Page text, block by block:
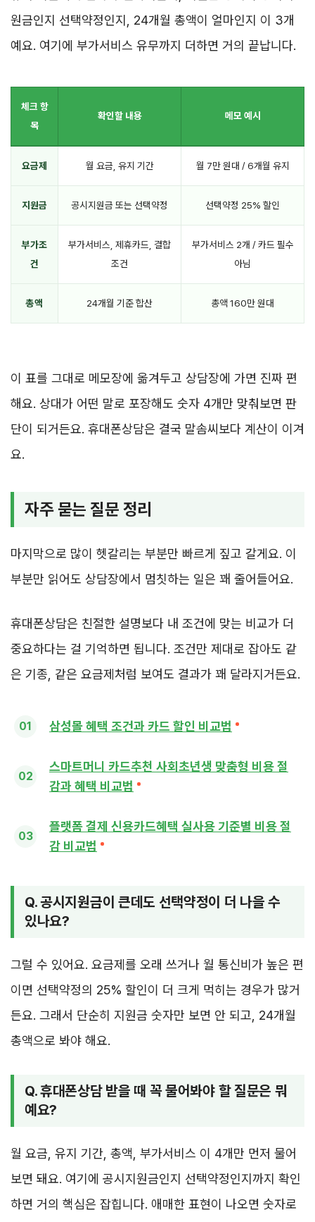
원금인지 선택약정인지, 24개월 총액이 얼마인지 이 3개
예요. 여기에 부가서비스 유무까지 더하면 거의 끝납니다.
체크 항
목
확인할 내용 메모 예시
요금제 월 요금, 유지 기간 월 7만 원대 / 6개월 유지
지원금 공시지원금 또는 선택약정 선택약정 25% 할인
부가조
건
부가서비스, 제휴카드, 결합
조건
부가서비스 2개 / 카드 필수
아님
총액 24개월 기준 합산 총액 160만 원대
이 표를 그대로 메모장에 옮겨두고 상담장에 가면 진짜 편
해요. 상대가 어떤 말로 포장해도 숫자 4개만 맞춰보면 판
단이 되거든요. 휴대폰상담은 결국 말솜씨보다 계산이 이겨
요.
자주 묻는 질문 정리
마지막으로 많이 헷갈리는 부분만 빠르게 짚고 갈게요. 이
부분만 읽어도 상담장에서 멈칫하는 일은 꽤 줄어들어요.
휴대폰상담은 친절한 설명보다 내 조건에 맞는 비교가 더
중요하다는 걸 기억하면 됩니다. 조건만 제대로 잡아도 같
은 기종, 같은 요금제처럼 보여도 결과가 꽤 달라지거든요.
삼성몰 혜택 조건과 카드 할인 비교법
스마트머니 카드추천 사회초년생 맞춤형 비용 절
감과 혜택 비교법
플랫폼 결제 신용카드혜택 실사용 기준별 비용 절
감 비교법
Q. 공시지원금이 큰데도 선택약정이 더 나을 수
있나요?
그럴 수 있어요. 요금제를 오래 쓰거나 월 통신비가 높은 편
이면 선택약정의 25% 할인이 더 크게 먹히는 경우가 많거
든요. 그래서 단순히 지원금 숫자만 보면 안 되고, 24개월
총액으로 봐야 해요.
Q. 휴대폰상담 받을 때 꼭 물어봐야 할 질문은 뭐
예요?
월 요금, 유지 기간, 총액, 부가서비스 이 4개만 먼저 물어
보면 돼요. 여기에 공시지원금인지 선택약정인지까지 확인
하면 거의 핵심은 잡힙니다. 애매한 표현이 나오면 숫자로